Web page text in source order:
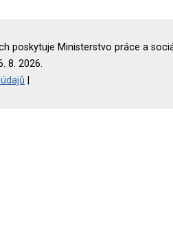
poskytuje Ministerstvo práce a
8. 2026.